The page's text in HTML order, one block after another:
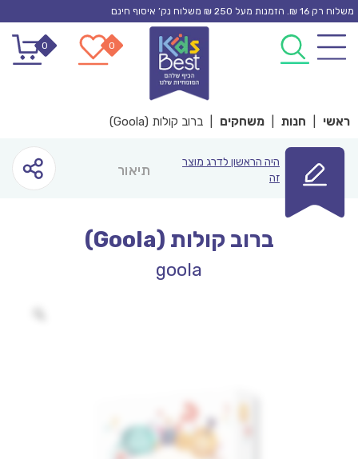
Skip
content
משלוח רק 16 ₪. הזמנות מעל 250 ₪ משלוח נק’ איסוף חינם
0
0
ראשי חנות משחקים ברוב קולות (Goola)
היה הראשון לדרג מוצר
זה
תיאור
ברוב קולות (Goola)
goola